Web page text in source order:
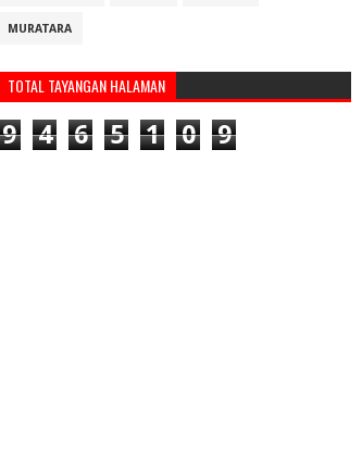
MURATARA
TOTAL TAYANGAN HALAMAN
9 4 6 5 1 0 9